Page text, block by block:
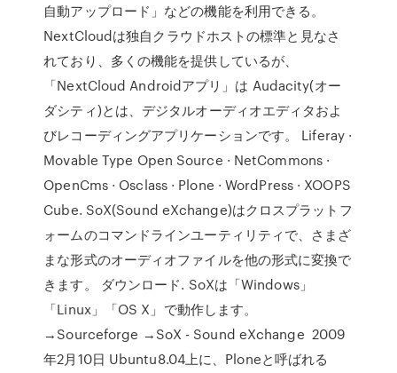
自動アップロード」などの機能を利用できる。
NextCloudは独自クラウドホストの標準と見なさ
れており、多くの機能を提供しているが、
「NextCloud Androidアプリ」は Audacity(オー
ダシティ)とは、デジタルオーディオエディタおよ
びレコーディングアプリケーションです。 Liferay ·
Movable Type Open Source · NetCommons ·
OpenCms · Osclass · Plone · WordPress · XOOPS
Cube. SoX(Sound eXchange)はクロスプラットフ
ォームのコマンドラインユーティリティで、さまざ
まな形式のオーディオファイルを他の形式に変換で
きます。 ダウンロード. SoXは「Windows」
「Linux」「OS X」で動作します。
→Sourceforge →SoX - Sound eXchange 2009
年2月10日 Ubuntu8.04上に、Ploneと呼ばれる